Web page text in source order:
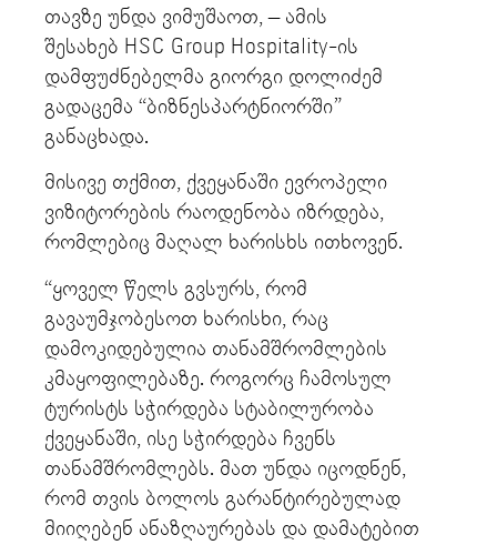
თავზე უნდა ვიმუშაოთ, – ამის
შესახებ HSC Group Hospitality-ის
დამფუძნებელმა გიორგი დოლიძემ
გადაცემა “ბიზნესპარტნიორში”
განაცხადა.
მისივე თქმით, ქვეყანაში ევროპელი
ვიზიტორების რაოდენობა იზრდება,
რომლებიც მაღალ ხარისხს ითხოვენ.
“ყოველ წელს გვსურს, რომ
გავაუმჯობესოთ ხარისხი, რაც
დამოკიდებულია თანამშრომლების
კმაყოფილებაზე. როგორც ჩამოსულ
ტურისტს სჭირდება სტაბილურობა
ქვეყანაში, ისე სჭირდება ჩვენს
თანამშრომლებს. მათ უნდა იცოდნენ,
რომ თვის ბოლოს გარანტირებულად
მიიღებენ ანაზღაურებას და დამატებით